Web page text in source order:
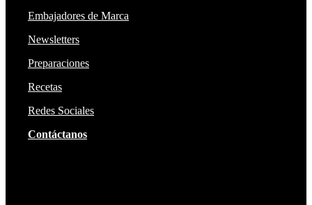
Embajadores de Marca
Newsletters
Preparaciones
Recetas
Redes Sociales
Contáctanos